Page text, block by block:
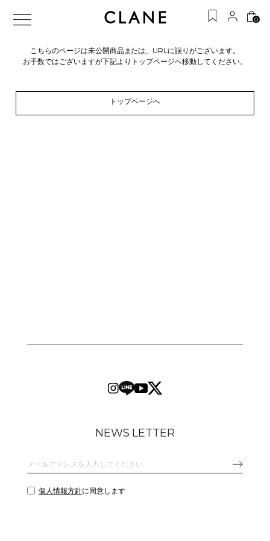
0
こちらのページは未公開商品または、URLに誤りがございます。
お手数ではございますが下記よりトップページへ移動してください。
トップページへ
NEWS LETTER
個人情報方針に同意します